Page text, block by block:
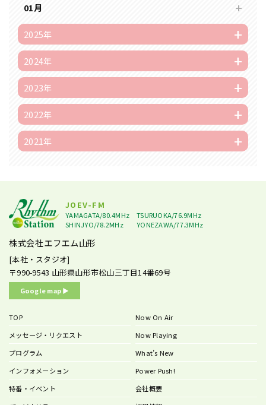
01月
2025年
2024年
2023年
2022年
2021年
JOEV-FM
YAMAGATA/80.4MHz
TSURUOKA/76.9MHz
SHINJYO/78.2MHz
YONEZAWA/77.3MHz
株式会社エフエム山形
[本社・スタジオ]
〒990-9543 山形県山形市松山三丁目14番69号
Google map ▶︎
TOP
メッセージ・リクエスト
プログラム
インフォメーション
特番・イベント
Now On Air
Now Playing
What’s New
Power Push!
会社概要